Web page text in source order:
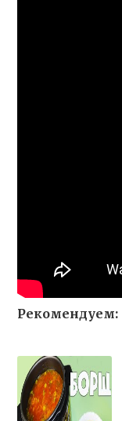
Рекомендуем: